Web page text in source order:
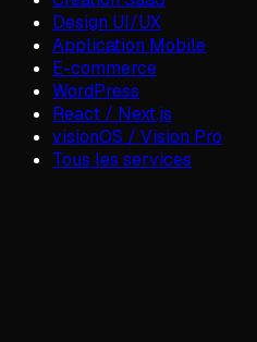
Design UI/UX
Application Mobile
E-commerce
WordPress
React / Next.js
visionOS / Vision Pro
Tous les services